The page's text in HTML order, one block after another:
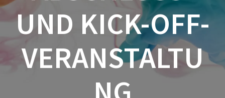
UND KICK-OFF-
VERANSTALTU